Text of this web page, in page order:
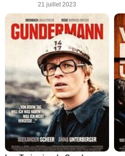
21 juillet 2023